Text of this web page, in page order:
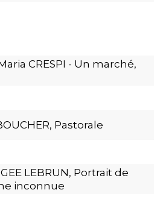
CRESPI - Un marché,
Pastorale
LEBRUN, Portrait de
inconnue